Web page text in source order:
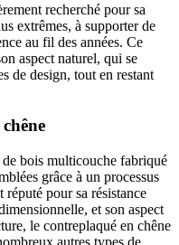
recherché pour sa
extrêmes, à supporter de
au fil des années. Ce
aspect naturel, qui se
de design, tout en restant
bois multicouche fabriqué
grâce à un processus
pour sa résistance
et son aspect
le contreplaqué en chêne
autres types de